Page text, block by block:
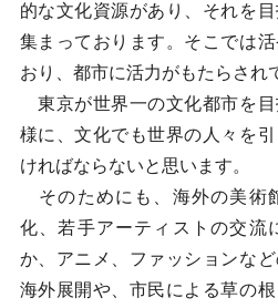
的な文化資源があり、それを
集まっております。そこでは
おり、都市に活力がもたらされ
東京が世界一の文化都市を目
様に、文化でも世界の人々を
ければならないと思います。
そのためにも、海外の美術
化、若手アーティストの交流
か、アニメ、ファッションな
海外展開や、市民による草の